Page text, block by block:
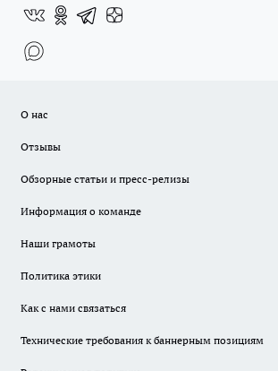
О нас
Отзывы
Обзорные статьи и пресс-релизы
Информация о команде
Наши грамоты
Политика этики
Как с нами связаться
Технические требования к баннерным позициям